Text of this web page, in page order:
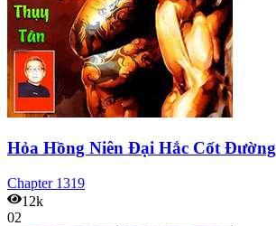
Hỏa Hồng Niên Đại Hắc Cốt Đường
Chapter 1319
12k
02